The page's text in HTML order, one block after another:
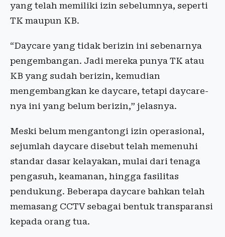
yang telah memiliki izin sebelumnya, seperti
TK maupun KB.
“Daycare yang tidak berizin ini sebenarnya
pengembangan. Jadi mereka punya TK atau
KB yang sudah berizin, kemudian
mengembangkan ke daycare, tetapi daycare-
nya ini yang belum berizin,” jelasnya.
Meski belum mengantongi izin operasional,
sejumlah daycare disebut telah memenuhi
standar dasar kelayakan, mulai dari tenaga
pengasuh, keamanan, hingga fasilitas
pendukung. Beberapa daycare bahkan telah
memasang CCTV sebagai bentuk transparansi
kepada orang tua.